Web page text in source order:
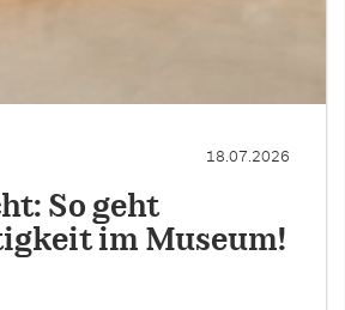
18.07.2026
So geht
im Museum!